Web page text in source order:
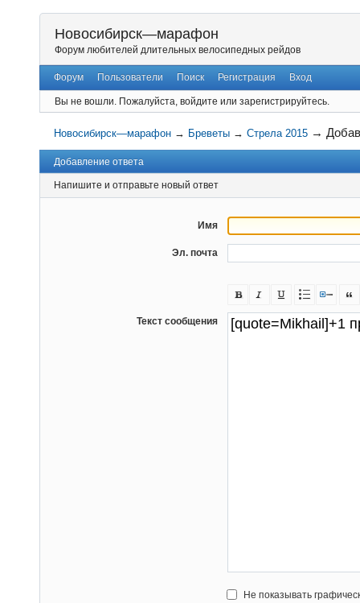
Новосибирск—марафон
Форум любителей длительных велосипедных рейдов
Форум Пользователи Поиск Регистрация Вход
Вы не вошли. Пожалуйста, войдите или зарегистрируйтесь.
Новосибирск—марафон → Бреветы →Стрела 2015 →
Добавление ответа
Напишите и отправьте новый ответ
Имя
Эл. почта
Текст сообщения
Не показывать